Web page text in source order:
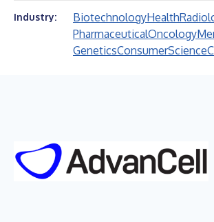
Industry: BiotechnologyHealth
PharmaceuticalOncology
GeneticsConsumerScience